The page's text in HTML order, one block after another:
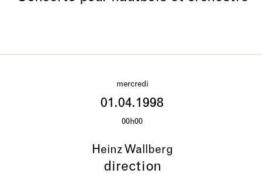
mercredi
01.04.1998
00h00
Heinz Wallberg
direction